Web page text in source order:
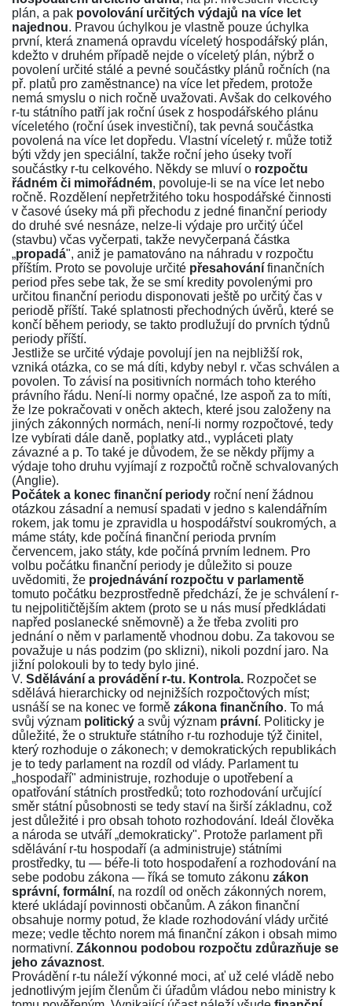
plán, a pak povolování určitých výdajů na více let
najednou. Pravou úchylkou je vlastně pouze úchylka
první, která znamená opravdu víceletý hospodářský plán,
kdežto v druhém případě nejde o víceletý plán, nýbrž o
povolení určité stálé a pevné součástky plánů ročních (na
př. platů pro zaměstnance) na více let předem, protože
nemá smyslu o nich ročně uvažovati. Avšak do celkového
r-tu státního patří jak roční úsek z hospodářského plánu
víceletého (roční úsek investiční), tak pevná součástka
povolená na více let dopředu. Vlastní víceletý r. může totiž
býti vždy jen speciální, takže roční jeho úseky tvoří
součástky r-tu celkového. Někdy se mluví o rozpočtu
řádném či mimořádném, povoluje-li se na více let nebo
ročně. Rozdělení nepřetržitého toku hospodářské činnosti
v časové úseky má při přechodu z jedné finanční periody
do druhé své nesnáze, nelze-li výdaje pro určitý účel
(stavbu) včas vyčerpati, takže nevyčerpaná částka
„propadá", aniž je pamatováno na náhradu v rozpočtu
příštím. Proto se povoluje určité přesahování finančních
period přes sebe tak, že se smí kredity povolenými pro
určitou finanční periodu disponovati ještě po určitý čas v
periodě příští. Také splatnosti přechodných úvěrů, které se
končí během periody, se takto prodlužují do prvních týdnů
periody příští.
Jestliže se určité výdaje povolují jen na nejbližší rok,
vzniká otázka, co se má díti, kdyby nebyl r. včas schválen a
povolen. To závisí na positivních normách toho kterého
právního řádu. Není-li normy opačné, lze aspoň za to míti,
že lze pokračovati v oněch aktech, které jsou založeny na
jiných zákonných normách, není-li normy rozpočtové, tedy
lze vybírati dále daně, poplatky atd., vypláceti platy
závazné a p. To také je důvodem, že se někdy příjmy a
výdaje toho druhu vyjímají z rozpočtů ročně schvalovaných
(Anglie).
Počátek a konec finanční periody roční není žádnou
otázkou zásadní a nemusí spadati v jedno s kalendářním
rokem, jak tomu je zpravidla u hospodářství soukromých, a
máme státy, kde počíná finanční perioda prvním
červencem, jako státy, kde počíná prvním lednem. Pro
volbu počátku finanční periody je důležito si pouze
uvědomiti, že projednávání rozpočtu v parlamentě
tomuto počátku bezprostředně předchází, že je schválení r-
tu nejpolitičtějším aktem (proto se u nás musí předkládati
napřed poslanecké sněmovně) a že třeba zvoliti pro
jednání o něm v parlamentě vhodnou dobu. Za takovou se
považuje u nás podzim (po sklizni), nikoli pozdní jaro. Na
jižní polokouli by to tedy bylo jiné.
V. Sdělávání a provádění r-tu. Kontrola. Rozpočet se
sdělává hierarchicky od nejnižších rozpočtových míst;
usnáší se na konec ve formě zákona finančního. To má
svůj význam politický a svůj význam právní. Politicky je
důležité, že o struktuře státního r-tu rozhoduje týž činitel,
který rozhoduje o zákonech; v demokratických republikách
je to tedy parlament na rozdíl od vlády. Parlament tu
„hospodaří" administruje, rozhoduje o upotřebení a
opatřování státních prostředků; toto rozhodování určující
směr státní působnosti se tedy staví na širší základnu, což
jest důležité i pro obsah tohoto rozhodování. Ideál člověka
a národa se utváří „demokraticky". Protože parlament při
sdělávání r-tu hospodaří (a administruje) státními
prostředky, tu — béře-li toto hospodaření a rozhodování na
sebe podobu zákona — říká se tomuto zákonu zákon
správní, formální, na rozdíl od oněch zákonných norem,
které ukládají povinnosti občanům. A zákon finanční
obsahuje normy potud, že klade rozhodování vlády určité
meze; vedle těchto norem má finanční zákon i obsah mimo
normativní. Zákonnou podobou rozpočtu zdůrazňuje se
jeho závaznost.
Provádění r-tu náleží výkonné moci, ať už celé vládě nebo
jednotlivým jejím členům či úřadům vládou nebo ministry k